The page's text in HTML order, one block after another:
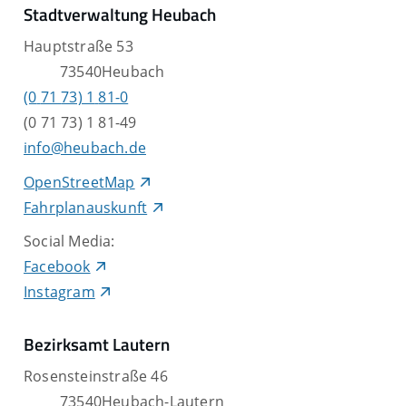
Stadtverwaltung Heubach
Hauptstraße 53
73540Heubach
OpenStreetMap
Fahrplanauskunft
info@heubach.de
(0 71 73) 1 81-0
(0 71 73) 1 81-49
Social Media:
Facebook
Instagram
Bezirksamt Lautern
Rosensteinstraße 46
73540Heubach-Lautern